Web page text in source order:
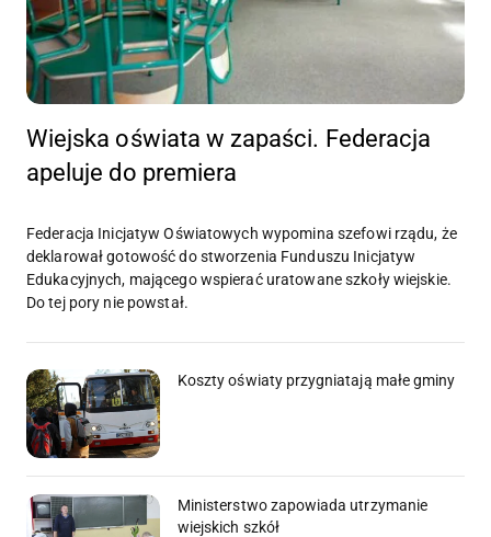
Wiejska oświata w zapaści. Federacja
apeluje do premiera
Federacja Inicjatyw Oświatowych wypomina szefowi rządu, że
deklarował gotowość do stworzenia Funduszu Inicjatyw
Edukacyjnych, mającego wspierać uratowane szkoły wiejskie.
Do tej pory nie powstał.
Koszty oświaty przygniatają małe gminy
Ministerstwo zapowiada utrzymanie
wiejskich szkół